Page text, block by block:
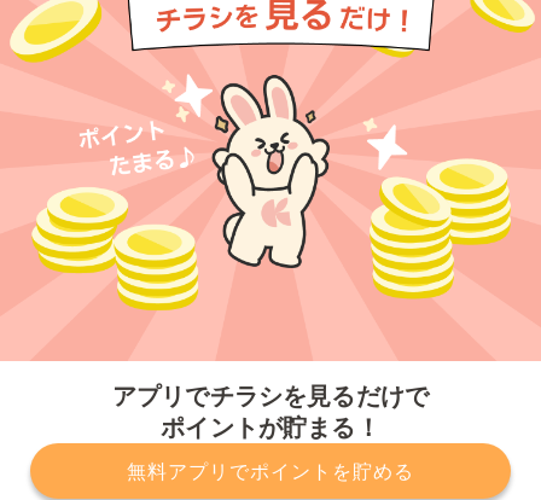
アプリでチラシを見るだけで
ポイントが貯まる！
無料アプリでポイントを貯める